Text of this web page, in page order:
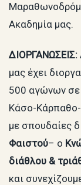
Ακαδημία μας.
ΔΙΟΡΓΑΝΩΣΕΙΣ:
μας έχει
500 αγώνων σε
Κάσο-
με σπουδαίες
Φαιστού– ο
διάθλου &
και